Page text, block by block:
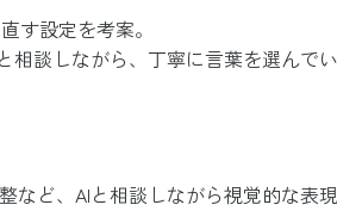
す設定を考案。
談しながら、丁寧に言葉を選んでい
ど、AIと相談しながら視覚的な表